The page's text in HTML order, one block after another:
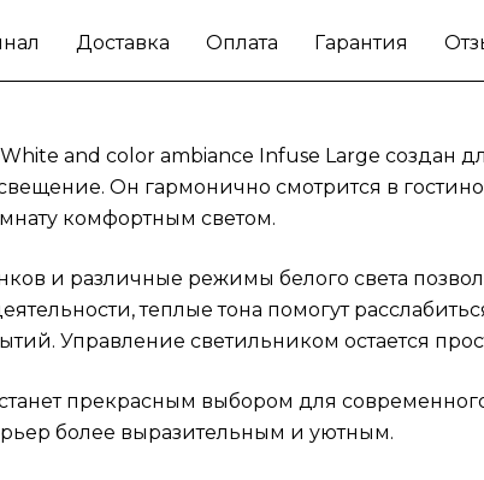
Доставка Оплата Гарантия
and color ambiance Infuse Large
Он гармонично смотрится в
комфортным светом.
и различные режимы белого света
теплые тона помогут
Управление светильником остается
прекрасным выбором для
более выразительным и уютным.